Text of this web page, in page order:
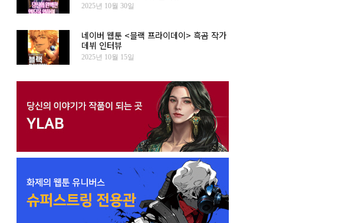
2025년 10월 30일
네이버 웹툰 <블랙 프라이데이> 흑곰 작가
데뷔 인터뷰
2025년 10월 15일